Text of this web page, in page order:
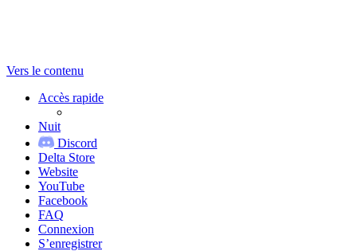
Vers le contenu
Accès rapide
Nuit
Discord
Delta Store
Website
YouTube
Facebook
FAQ
Connexion
S’enregistrer